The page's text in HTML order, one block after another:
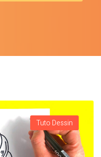
Tuto Dessin